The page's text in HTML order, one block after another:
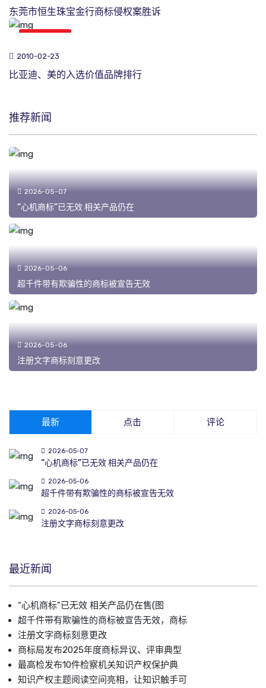
东莞市恒生珠宝金行商标侵权案胜诉
2010-02-23
比亚迪、美的入选价值品牌排行
推荐新闻
2026-05-07
“心机商标”已无效 相关产品仍在
2026-05-06
超千件带有欺骗性的商标被宣告无效
2026-05-06
注册文字商标刻意更改
最新 点击 评论
2026-05-07
“心机商标”已无效 相关产品仍在
2026-05-06
超千件带有欺骗性的商标被宣告无效
2026-05-06
注册文字商标刻意更改
最近新闻
“心机商标”已无效 相关产品仍在售(图
超千件带有欺骗性的商标被宣告无效，商标
注册文字商标刻意更改
商标局发布2025年度商标异议、评审典型
最高检发布10件检察机关知识产权保护典
知识产权主题阅读空间亮相，让知识触手可